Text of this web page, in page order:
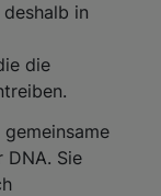
in
die
gemeinsame
DNA. Sie